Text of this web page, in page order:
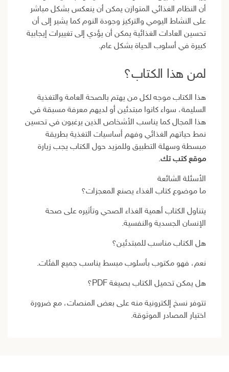
أن النظام الغذائي المتوازن يمكن أن ينعكس بشكل مباشر
على النشاط اليومي والتركيز وجودة النوم كما يشير إلى أن
تحسين العادات الغذائية يمكن أن يؤدي إلى تغييرات إيجابية
كبيرة في أسلوب الحياة بشكل عام.
لمن هذا الكتاب؟
هذا الكتاب موجه لكل من يهتم بالصحة العامة والتغذية
السليمة، سواء كانوا مبتدئين أو لديهم معرفة مسبقة في
هذا المجال كما يناسب الأشخاص الذين يرغبون في تحسين
نمط حياتهم الغذائي وفهم أساسيات التغذية بطريقة
مبسطة وسهلة التطبيق وللمزيد حول الكتاب يجب زيارة
موقع كتب تك.
الأسئلة الشائعة
ما موضوع كتاب الغذاء يصنع المعجزات؟
يتناول الكتاب أهمية الغذاء الصحي وتأثيره على صحة
الإنسان الجسدية والنفسية.
هل الكتاب مناسب للمبتدئين؟
نعم، فهو مكتوب بأسلوب مبسط يناسب جميع الفئات.
هل يمكن تحميل الكتاب بصيغة PDF؟
تتوفر نسخ إلكترونية منه على بعض المنصات، مع ضرورة
اختيار المصادر الموثوقة.